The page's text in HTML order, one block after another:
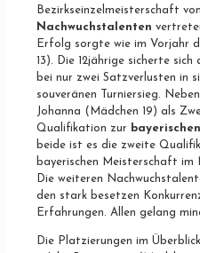
Bezirkseinzelmeisterschaft von
Nachwuchstalenten
Erfolg sorgte wie im Vorjahr
13). Die 12jährige sicherte
bei nur zwei Satzverlusten in
souveränen Turniersieg.
Johanna (Mädchen 19) als
Qualifikation zur
beide ist es die zweite
bayerischen Meisterschaft im
Die weiteren
den stark besetzen
Erfahrungen. Allen gelang
Die Platzierungen im